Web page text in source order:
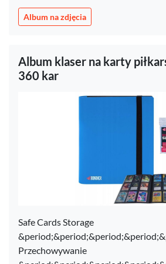
Album na zdjęcia
Album klaser na karty
360 kar
Safe Cards Storage
Przechowywanie